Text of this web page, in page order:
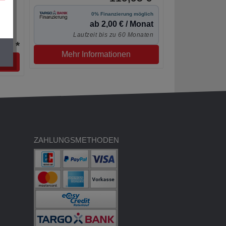
€ *
0% Finanzierung möglich
ab 2,00 € / Monat
Laufzeit bis zu 60 Monaten
Mehr Informationen
ZAHLUNGSMETHODEN